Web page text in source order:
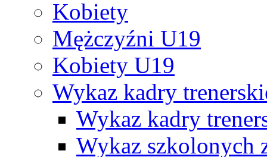
Kobiety
Mężczyźni U19
Kobiety U19
Wykaz kadry
Wykaz kadry
Wykaz szkolonych